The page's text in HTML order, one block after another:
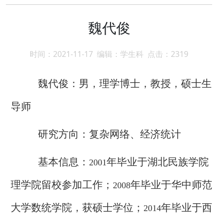
魏代俊
时间：2021-11-17 编辑：学生科 点击： 2319
魏代俊：男，理学博士，教授，硕士生
导师
研究方向：复杂网络、经济统计
基本信息： 2001年毕业于湖北民族学院
理学院留校参加工作； 2008年毕业于华中师范
大学数统学院，获硕士学位； 2014年毕业于西